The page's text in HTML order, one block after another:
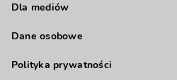
Dla mediów
Dane osobowe
Polityka prywatności